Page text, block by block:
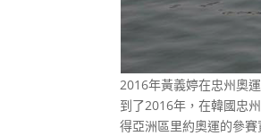
2016年黃義婷在忠州奧
到了2016年，在韓國忠
得亞洲區里約奧運的參